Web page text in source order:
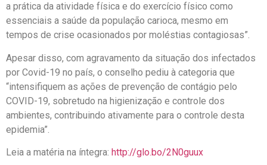
a prática da atividade física e do exercício físico como
essenciais a saúde da população carioca, mesmo em
tempos de crise ocasionados por moléstias contagiosas”.
Apesar disso, com agravamento da situação dos infectados
por Covid-19 no país, o conselho pediu à categoria que
“intensifiquem as ações de prevenção de contágio pelo
COVID-19, sobretudo na higienização e controle dos
ambientes, contribuindo ativamente para o controle desta
epidemia”.
Leia a matéria na íntegra: http://glo.bo/2N0guux